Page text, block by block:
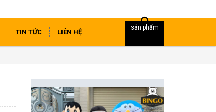
TIN TỨC LIÊN HỆ
sản phẩm